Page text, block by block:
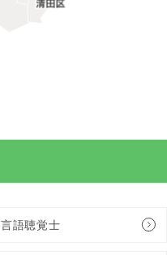
言語聴覚士